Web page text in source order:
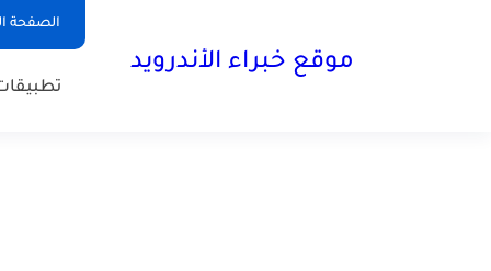
الصفحة
موقع خبراء الأندرويد